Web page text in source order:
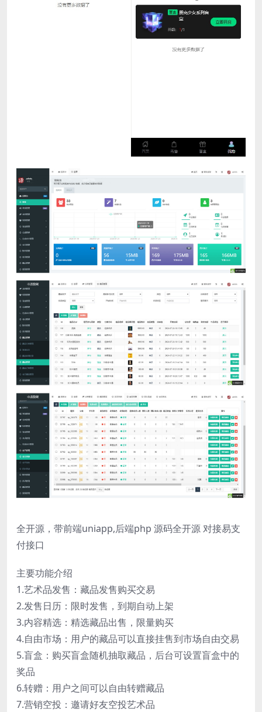
全开源，带前端uniapp,后端php 源码全开源 对接易支
付接口
主要功能介绍
1.艺术品发售：藏品发售购买交易
2.发售日历：限时发售，到期自动上架
3.内容精选：精选藏品出售，限量购买
4.自由市场：用户的藏品可以直接挂售到市场自由交易
5.盲盒：购买盲盒随机抽取藏品，后台可设置盲盒中的
奖品
6.转赠：用户之间可以自由转赠藏品
7.营销空投：邀请好友空投艺术品